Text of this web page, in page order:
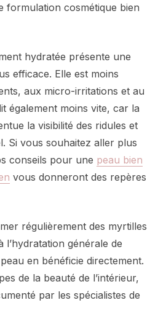
formulation cosmétique bien
hydratée présente une
efficace. Elle est moins
aux micro-irritations et au
également moins vite, car la
la visibilité des ridules et
Si vous souhaitez aller plus
conseils pour une peau bien
vous donneront des repères
régulièrement des myrtilles
générale de
en bénéficie directement.
de la beauté de l’intérieur,
par les spécialistes de